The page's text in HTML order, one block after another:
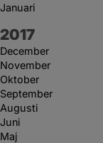
Januari
År:
2017
December
November
Oktober
September
Augusti
Juni
Maj